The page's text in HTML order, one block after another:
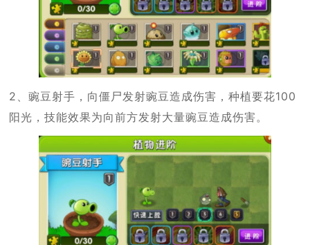
2、豌豆射手，向僵尸发射豌豆造成伤害，种植要花100
阳光，技能效果为向前方发射大量豌豆造成伤害。